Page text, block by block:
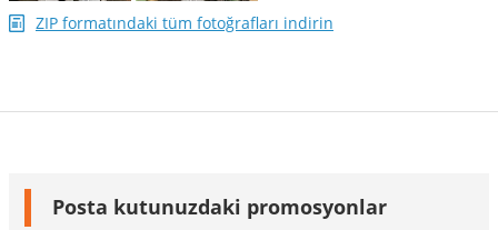
ZIP formatındaki tüm fotoğrafları indirin
Posta kutunuzdaki promosyonlar